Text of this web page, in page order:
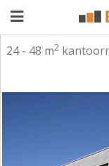
24 - 48 m2